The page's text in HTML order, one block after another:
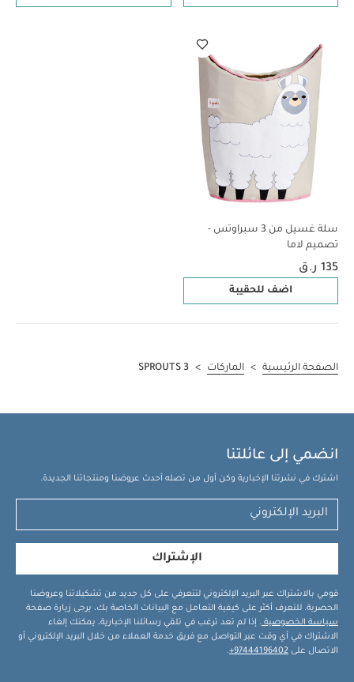
سلة غسيل من 3 سبراوتس -
تصميم لاما
135 ر.ق
اضف للحقيبة
الصفحة الرئيسية > الماركات >
3 SPROUTS
انضمي إلى عائلتنا
اشترك في نشرتنا الإخبارية وكن أول من تصله أحدث عروضنا ومنتجاتنا الجديدة.
الإشتراك
قومي بالاشتراك عبر البريد الإلكتروني لتتعرفي على كل جديد من تشكيلاتنا وعروضنا
الحصرية. للتعرف أكثر على كيفية التعامل مع البيانات الخاصة بك، يرجى زيارة صفحة
سياسة الخصوصية . إذا لم تعد ترغب في تلقي رسائلنا الإخبارية، يمكنك إلغاء
الاشتراك في أي وقت عبر التواصل مع فريق خدمة العملاء من خلال البريد الإلكتروني أو
الاتصال على 97444196402+
.